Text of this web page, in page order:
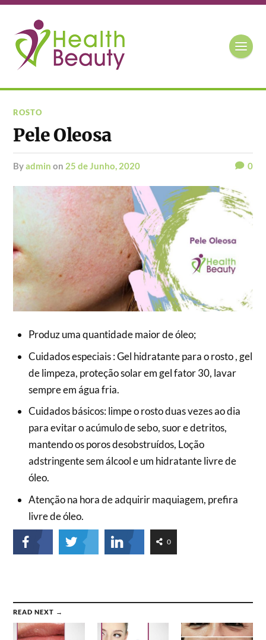
ROSTO
Pele Oleosa
byadmin on 25 de Junho, 2020 0
Produz uma quantidade maior de óleo;
Cuidados especiais : Gel hidratante para o rosto , gel
de limpeza, proteção solar em gel fator 30, lavar
sempre em água fria.
Cuidados básicos: limpe o rosto duas vezes ao dia
para evitar o acúmulo de sebo, suor e detritos,
mantendo os poros desobstruídos, Loção
adstringente sem álcool e um hidratante livre de
óleo.
Atenção na hora de adquirir maquiagem, prefira
livre de óleo.
0
READ NEXT →